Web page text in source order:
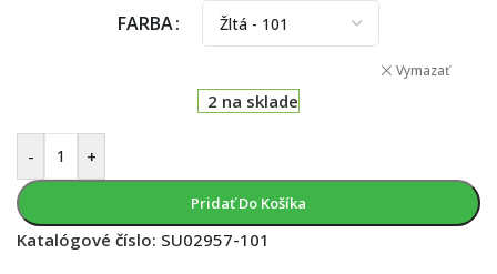
FARBA
Vymazať
2 na sklade
- +
Pridať Do Košíka
Katalógové číslo: SU02957-101